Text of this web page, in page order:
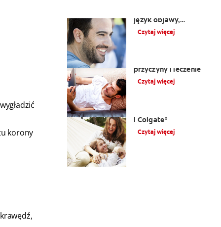
korony
język objawy,
przyczyny i sposoby
leczenia
Czytaj więcej
przyczyny i leczenie
Czytaj więcej
| Colgate®
Czytaj więcej